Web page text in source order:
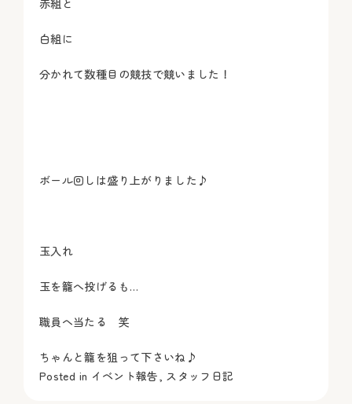
白組に
分かれて数種目の競技で競いました！
ボール回しは盛り上がりました♪
玉入れ
玉を籠へ投げるも…
職員へ当たる 笑
ちゃんと籠を狙って下さいね♪
Posted in イベント報告 スタッフ日記